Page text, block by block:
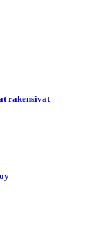
rakensivat